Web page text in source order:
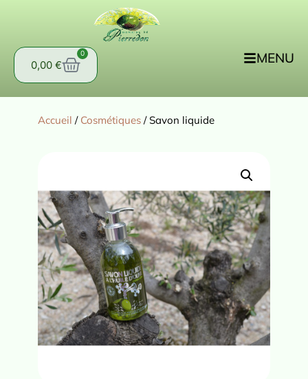
0,00 €
0 MENU
Accueil / Cosmétiques / Savon liquide